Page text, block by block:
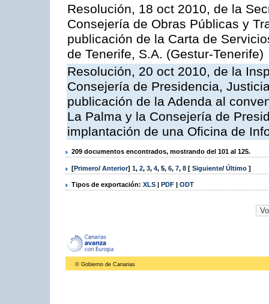
Resolución, 18 oct 2010, de la
Consejería de Obras Públicas y
publicación de la Carta de
de Tenerife, S.A. (Gestur-Tenerife)
Resolución, 20 oct 2010, de la
Consejería de Presidencia,
publicación de la Adenda al
La Palma y la Consejería de
implantación de una Oficina de
209 documentos encontrados, mostrando del 101 al 125.
[Primero/ Anterior] 1, 2, 3, 4, 5, 6, 7, 8 [ Siguiente/ Último ]
Tipos de exportación: XLS | PDF | ODT
© Gobierno de Canarias